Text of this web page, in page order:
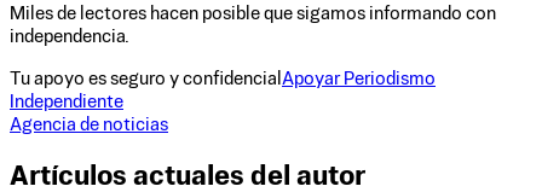
Miles de lectores hacen posible que sigamos informando con
independencia.
Tu apoyo es seguro y confidencial Apoyar Periodismo
Independiente
Agencia de noticias
Artículos actuales del autor